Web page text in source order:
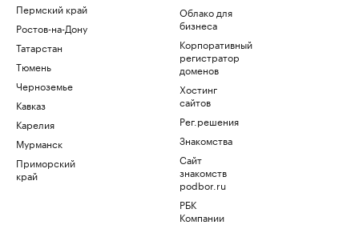
Пермский край
Ростов-на-Дону
Татарстан
Тюмень
Черноземье
Кавказ
Карелия
Мурманск
Приморский
край
Облако для
бизнеса
Корпоративный
регистратор
доменов
Хостинг
сайтов
Рег.решения
Знакомства
Сайт
знакомств
podbor.ru
РБК
Компании